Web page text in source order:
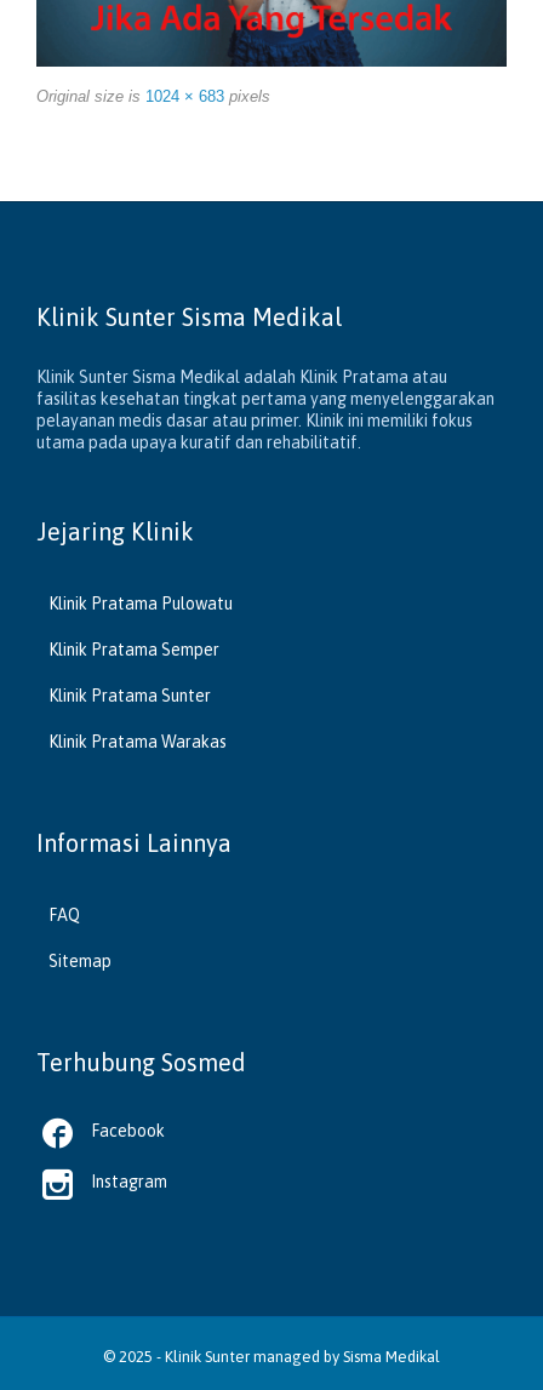
Original size is 1024 × 683 pixels
Klinik Sunter Sisma Medikal
Klinik Sunter Sisma Medikal adalah Klinik Pratama atau
fasilitas kesehatan tingkat pertama yang menyelenggarakan
pelayanan medis dasar atau primer. Klinik ini memiliki fokus
utama pada upaya kuratif dan rehabilitatif.
Jejaring Klinik
Klinik Pratama Pulowatu
Klinik Pratama Semper
Klinik Pratama Sunter
Klinik Pratama Warakas
Informasi Lainnya
FAQ
Sitemap
Terhubung Sosmed
 Facebook
 Instagram
© 2025 - Klinik Suntermanaged by Sisma Medikal